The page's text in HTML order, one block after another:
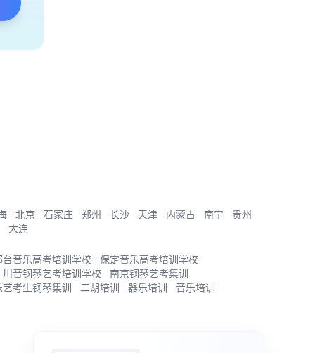
北京 石家庄 郑州 长沙 天津 内蒙古 南宁
贵州
大连
台音乐高考培训学校
保定音乐高考培训学校
川音钢琴艺考培训学校
南京钢琴艺考集训
艺考生钢琴集训 二胡培训 器乐培训
音乐培训